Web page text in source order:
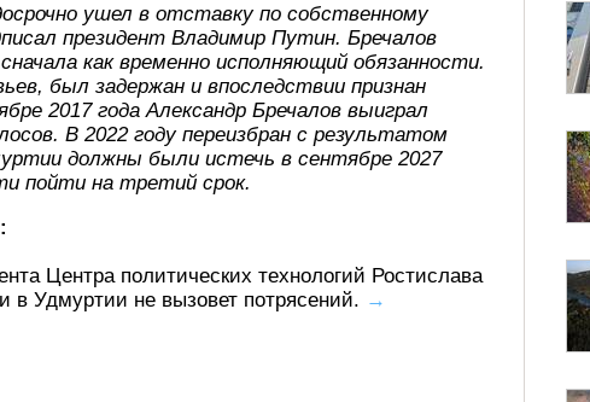
ушел в отставку по собственному
президент Владимир Путин. Бречалов
как временно исполняющий обязанности.
был задержан и впоследствии признан
2017 года Александр Бречалов выиграл
В 2022 году переизбран с результатом
должны были истечь в сентябре 2027
пойти на третий срок.
Центра политических технологий Ростислава
в Удмуртии не вызовет потрясений. →